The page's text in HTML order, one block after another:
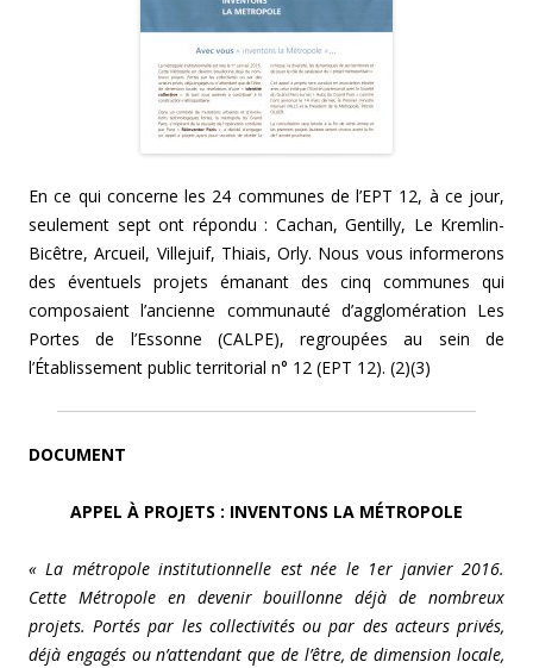
En ce qui concerne les 24 communes de l’EPT 12, à ce jour,
seulement sept ont répondu : Cachan, Gentilly, Le Kremlin-
Bicêtre, Arcueil, Villejuif, Thiais, Orly. Nous vous informerons
des éventuels projets émanant des cinq communes qui
composaient l’ancienne communauté d’agglomération Les
Portes de l’Essonne (CALPE), regroupées au sein de
l’Établissement public territorial n° 12 (EPT 12). (2)(3)
DOCUMENT
APPEL À PROJETS : INVENTONS LA MÉTROPOLE
« La métropole institutionnelle est née le 1er janvier 2016.
Cette Métropole en devenir bouillonne déjà de nombreux
projets. Portés par les collectivités ou par des acteurs privés,
déjà engagés ou n’attendant que de l’être, de dimension locale,